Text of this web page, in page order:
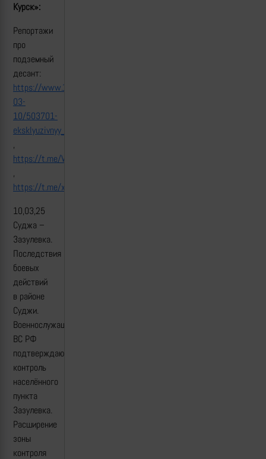
Курск»:
Репортажи
про
подземный
десант:
https://www.1tv.ru/news/2025-
03-
10/503701-
,
https://t.me/VostokBrigada/299
,
https://t.me/xonewsru/21906
10,03,25
Суджа –
Зазулевка.
Последствия
боевых
действий
в районе
Суджи.
Военнослужащие
ВС РФ
подтверждают
контроль
населённого
пункта
Зазулевка.
Расширение
зоны
контроля